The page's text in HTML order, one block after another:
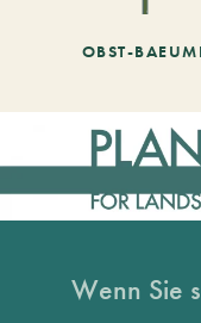
OBST-
Wenn Sie